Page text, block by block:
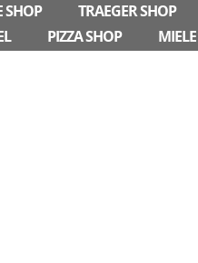
SHOP TRAEGER SHOP
PIZZA SHOP